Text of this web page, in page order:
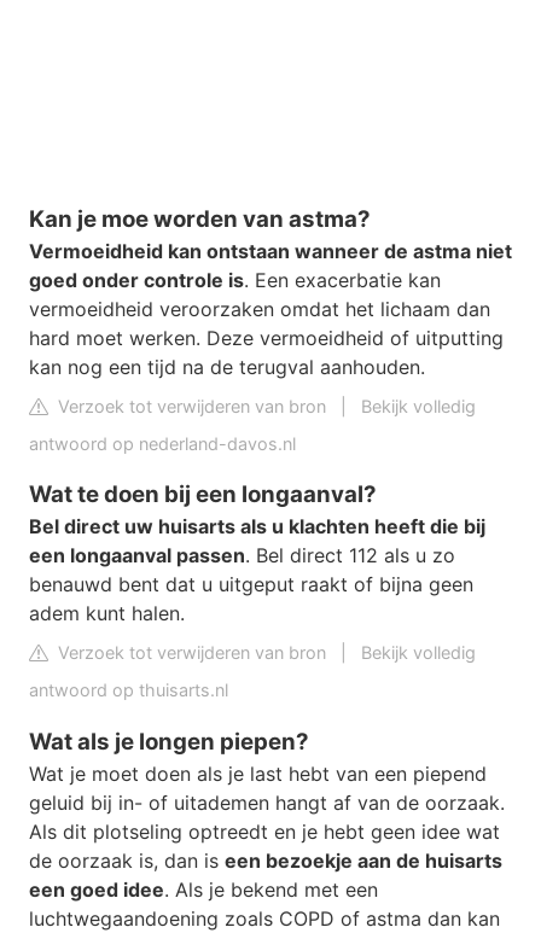
Kan je moe worden van astma?
Vermoeidheid kan ontstaan wanneer de astma niet
goed onder controle is. Een exacerbatie kan
vermoeidheid veroorzaken omdat het lichaam dan
hard moet werken. Deze vermoeidheid of uitputting
kan nog een tijd na de terugval aanhouden.
Verzoek tot verwijderen van bron
Bekijk volledig
antwoord op nederland-davos.nl
Wat te doen bij een longaanval?
Bel direct uw huisarts als u klachten heeft die bij
een longaanval passen. Bel direct 112 als u zo
benauwd bent dat u uitgeput raakt of bijna geen
adem kunt halen.
Verzoek tot verwijderen van bron
Bekijk volledig
antwoord op thuisarts.nl
Wat als je longen piepen?
Wat je moet doen als je last hebt van een piepend
geluid bij in- of uitademen hangt af van de oorzaak.
Als dit plotseling optreedt en je hebt geen idee wat
de oorzaak is, dan is een bezoekje aan de huisarts
een goed idee. Als je bekend met een
luchtwegaandoening zoals COPD of astma dan kan